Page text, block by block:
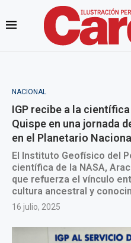
NACIONAL
IGP recibe a la
Quispe en una jornada
en el Planetario Nacional
El Instituto Geofísico del
científica de la NASA,
que refuerza el vínculo
cultura ancestral y
16 julio, 2025